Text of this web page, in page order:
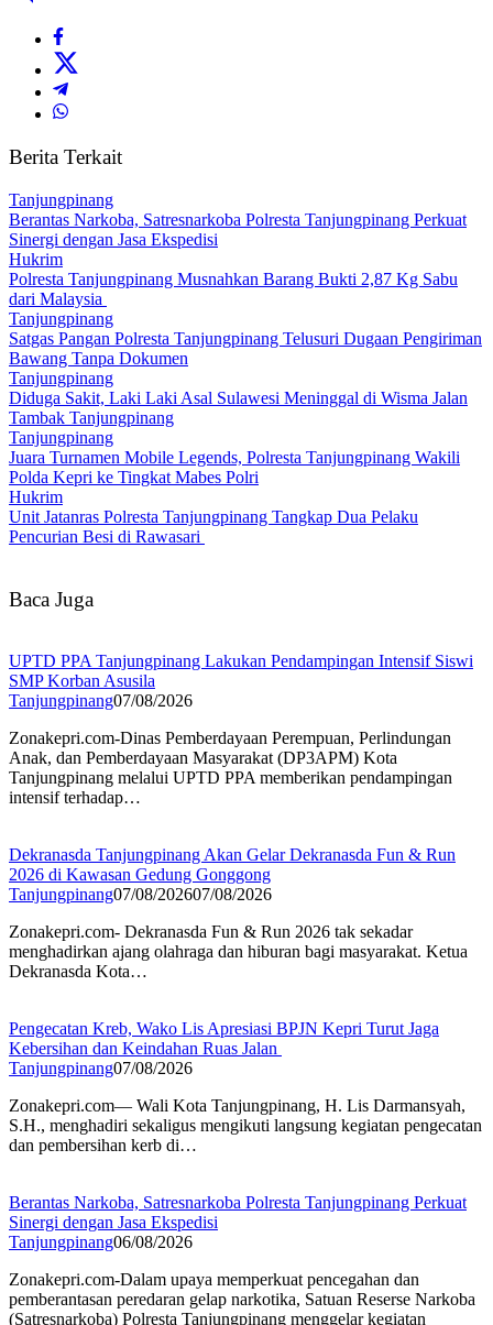
Berita Terkait
Tanjungpinang
Berantas Narkoba, Satresnarkoba Polresta Tanjungpinang Perkuat
Sinergi dengan Jasa Ekspedisi
Hukrim
Polresta Tanjungpinang Musnahkan Barang Bukti 2,87 Kg Sabu
dari Malaysia
Tanjungpinang
Satgas Pangan Polresta Tanjungpinang Telusuri Dugaan Pengiriman
Bawang Tanpa Dokumen
Tanjungpinang
Diduga Sakit, Laki Laki Asal Sulawesi Meninggal di Wisma Jalan
Tambak Tanjungpinang
Tanjungpinang
Juara Turnamen Mobile Legends, Polresta Tanjungpinang Wakili
Polda Kepri ke Tingkat Mabes Polri
Hukrim
Unit Jatanras Polresta Tanjungpinang Tangkap Dua Pelaku
Pencurian Besi di Rawasari
Baca Juga
UPTD PPA Tanjungpinang Lakukan Pendampingan Intensif Siswi
SMP Korban Asusila
Tanjungpinang07/08/2026
Zonakepri.com-Dinas Pemberdayaan Perempuan, Perlindungan
Anak, dan Pemberdayaan Masyarakat (DP3APM) Kota
Tanjungpinang melalui UPTD PPA memberikan pendampingan
intensif terhadap…
Dekranasda Tanjungpinang Akan Gelar Dekranasda Fun & Run
2026 di Kawasan Gedung Gonggong
Tanjungpinang07/08/202607/08/2026
Zonakepri.com- Dekranasda Fun & Run 2026 tak sekadar
menghadirkan ajang olahraga dan hiburan bagi masyarakat. Ketua
Dekranasda Kota…
Pengecatan Kreb, Wako Lis Apresiasi BPJN Kepri Turut Jaga
Kebersihan dan Keindahan Ruas Jalan
Tanjungpinang07/08/2026
Zonakepri.com— Wali Kota Tanjungpinang, H. Lis Darmansyah,
S.H., menghadiri sekaligus mengikuti langsung kegiatan pengecatan
dan pembersihan kerb di…
Berantas Narkoba, Satresnarkoba Polresta Tanjungpinang Perkuat
Sinergi dengan Jasa Ekspedisi
Tanjungpinang06/08/2026
Zonakepri.com-Dalam upaya memperkuat pencegahan dan
pemberantasan peredaran gelap narkotika, Satuan Reserse Narkoba
(Satresnarkoba) Polresta Tanjungpinang menggelar kegiatan